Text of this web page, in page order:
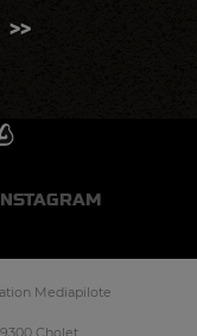
>>
Mediapilote
Cholet